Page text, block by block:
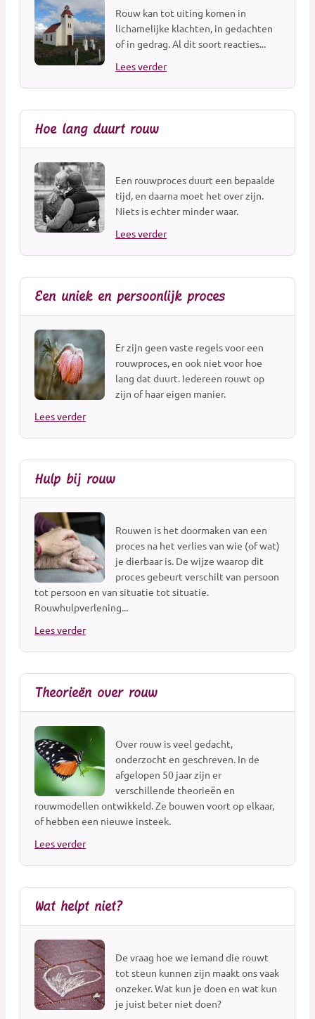
Nabestaandenzorg
Nalatenschaps afwikkeling
Natuurbegraafplaatsen
Natuursteen
Opleidingen
Overlijdensberichten
Repatriëring
Ritueelbegeleiding
Rouw- en verliesbegeleiding kinderen
Rouw- en verliesbegeleiding volwassenen
Rouwcentra
Sprekers(hulp) bij uitvaart
Uitvaartbegeleiding
Uitvaartcentra
Uitvaartkisten
Uitvaartmuziek
Uitvaartverenigingen
Uitvaartverzekeringen
Uitvaartverzorging
Uitvaartwinkel
Urnen
Vergelijkingswebsites
Verzekeringen overlijdensrisico
Voorlichting
Wensenregistratie
Fotografie
Styling & Decoratie
Ontruiming
Rouw kan tot uiting komen in
lichamelijke klachten, in gedachten
of in gedrag. Al dit soort reacties...
Lees verder
Hoe lang duurt rouw
Een rouwproces duurt een bepaalde
tijd, en daarna moet het over zijn.
Niets is echter minder waar.
Lees verder
Een uniek en persoonlijk proces
Er zijn geen vaste regels voor een
rouwproces, en ook niet voor hoe
lang dat duurt. Iedereen rouwt op
zijn of haar eigen manier.
Lees verder
Hulp bij rouw
Rouwen is het doormaken van een
proces na het verlies van wie (of wat)
je dierbaar is. De wijze waarop dit
proces gebeurt verschilt van persoon
tot persoon en van situatie tot situatie.
Rouwhulpverlening...
Lees verder
Theorieën over rouw
Over rouw is veel gedacht,
onderzocht en geschreven. In de
afgelopen 50 jaar zijn er
verschillende theorieën en
rouwmodellen ontwikkeld. Ze bouwen voort op elkaar,
of hebben een nieuwe insteek.
Lees verder
Wat helpt niet?
De vraag hoe we iemand die rouwt
tot steun kunnen zijn maakt ons vaak
onzeker. Wat kun je doen en wat kun
je juist beter niet doen?